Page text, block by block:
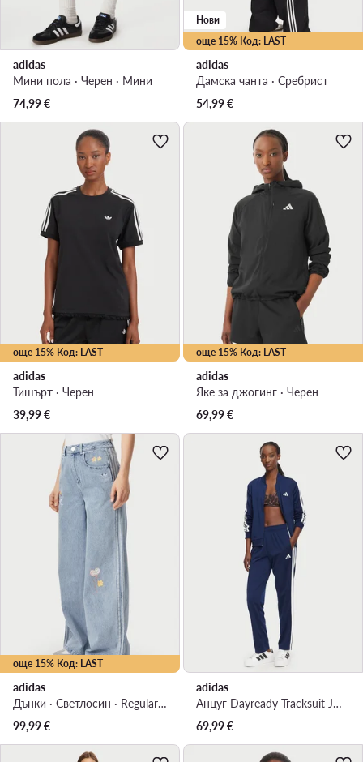
adidas
Мини пола · Черен · Мини
74,99€
още 15% Код: LAST
Нови
adidas
Дамска чанта · Сребрист
54,99€
още 15% Код: LAST
adidas
Тишърт · Черен
39,99€
още 15% Код: LAST
adidas
Яке за джогинг · Черен
69,99€
още 15% Код: LAST
adidas
Дънки · Светлосин · Regular Fit
99,99€
adidas
Анцуг Dayready Tracksuit JD5435 Тъмносин Regular Fit
69,99€